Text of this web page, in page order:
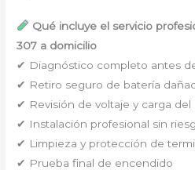
Qué incluye el servicio
307 a domicilio
✔ Diagnóstico completo antes
✔ Retiro seguro de batería
✔ Revisión de voltaje y carga del
✔ Instalación profesional sin
✔ Limpieza y protección de
✔ Prueba final de encendido